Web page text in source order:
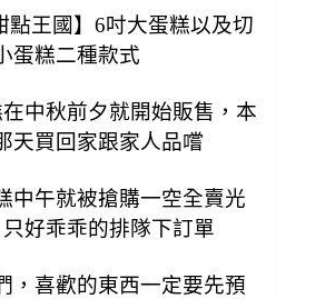
點王國】6吋大蛋糕以及切
蛋糕二種款式
中秋前夕就開始販售，本
天買回家跟家人品嚐
中午就被搶購一空全賣光
只好乖乖的排隊下訂單
，喜歡的東西一定要先預